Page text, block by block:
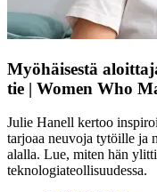
Myöhäisestä
tie | Women Who
Julie Hanell kertoo
tarjoaa neuvoja tytöille ja
alalla. Lue, miten hän
teknologiateollisuudessa.